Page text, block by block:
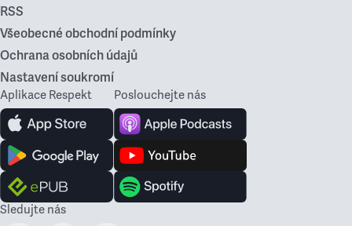
RSS
Všeobecné obchodní podmínky
Ochrana osobních údajů
Nastavení soukromí
Aplikace Respekt Poslouchejte nás
Sledujte nás